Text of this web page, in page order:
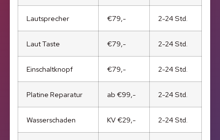
Lautsprecher €79,- 2-24 Std.
Laut Taste €79,- 2-24 Std.
Einschaltknopf €79,- 2-24 Std.
Platine Reparatur ab €99,- 2-24 Std.
Wasserschaden KV €29,- 2-24 Std.